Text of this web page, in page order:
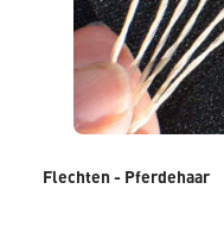
Flechten - Pferdehaar